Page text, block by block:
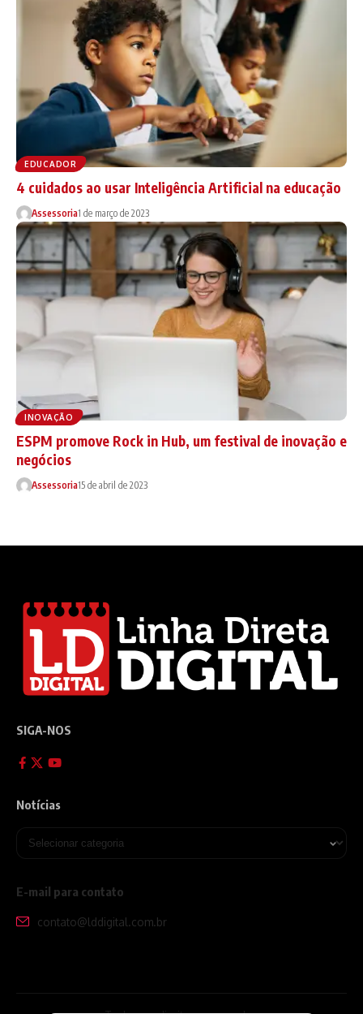
EDUCADOR
4 cuidados ao usar Inteligência Artificial na educação
Assessoria1 de março de 2023
INOVAÇÃO
ESPM promove Rock in Hub, um festival de inovação e
negócios
Assessoria15 de abril de 2023
SIGA-NOS
Notícias
E-mail para contato
contato@lddigital.com.br